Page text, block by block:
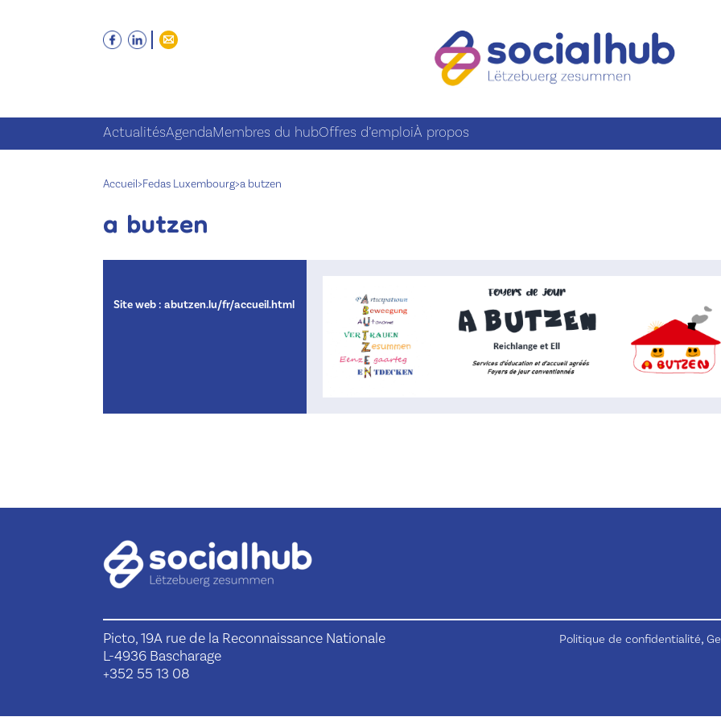
ActualitésAgendaMembres du hubOffres d’emploiÀ propos
Accueil>Fedas Luxembourg>a butzen
a butzen
Site web : abutzen.lu/fr/accueil.html
Picto, 19A rue de la Reconnaissance Nationale
L-4936 Bascharage
+352 55 13 08
Politique de confidentialité,